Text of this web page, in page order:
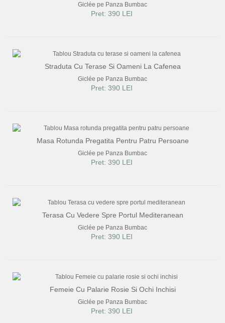
Giclée pe Panza Bumbac
Pret: 390 LEI
Straduta Cu Terase Si Oameni La Cafenea
Giclée pe Panza Bumbac
Pret: 390 LEI
Masa Rotunda Pregatita Pentru Patru Persoane
Giclée pe Panza Bumbac
Pret: 390 LEI
Terasa Cu Vedere Spre Portul Mediteranean
Giclée pe Panza Bumbac
Pret: 390 LEI
Femeie Cu Palarie Rosie Si Ochi Inchisi
Giclée pe Panza Bumbac
Pret: 390 LEI